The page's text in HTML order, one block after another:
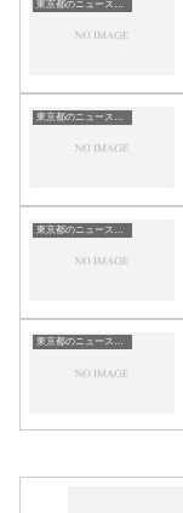
東京都のニュース一覧